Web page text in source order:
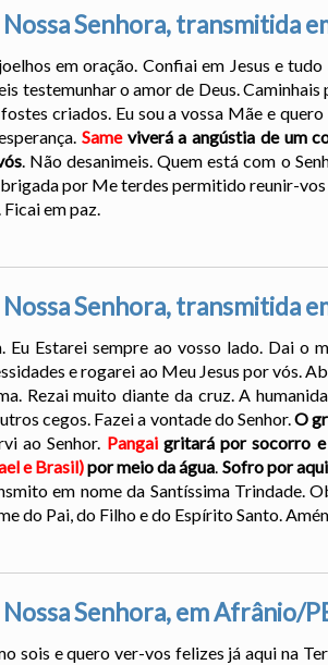
Senhora, transmitida
em oração. Confiai em Jesus e
testemunhar o amor de Deus.
criados. Eu sou a vossa Mãe e
Sameviverá a angústia de um
. Não desanimeis. Quem está com o
por Me terdes permitido reunir-vos
em paz.
Senhora, transmitida
Estarei sempre ao vosso lado. Dai o
e rogarei ao Meu Jesus por vós.
Rezai muito diante da cruz. A
cegos. Fazei a vontade do Senhor.O
ao Senhor. Pangaigritará por socorro e
e Brasil)por meio da água. Sofro por
em nome da Santíssima
do Pai, do Filho e do Espírito Santo.
Senhora, em Afrânio/
sois e quero ver-vos felizes já aqui na